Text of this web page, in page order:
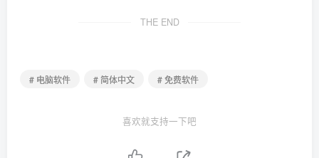
THE END
# 电脑软件 # 简体中文 # 免费软件
喜欢就支持一下吧